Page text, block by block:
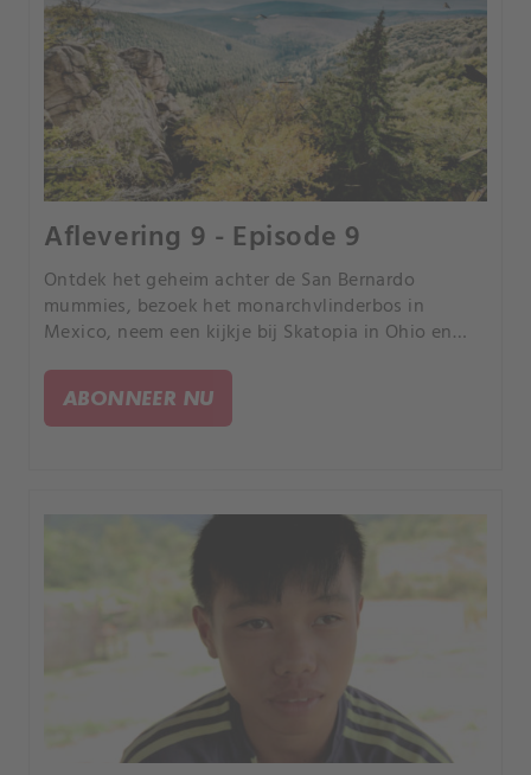
Aflevering 9 - Episode 9
Ontdek het geheim achter de San Bernardo
mummies, bezoek het monarchvlinderbos in
Mexico, neem een kijkje bij Skatopia in Ohio en
ABONNEER NU